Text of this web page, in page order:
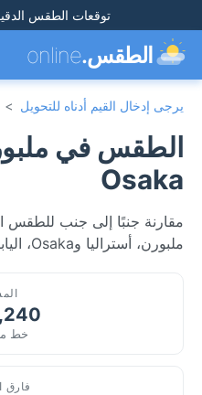
توقعات الطقس
الطقس.online
يرجى إدخال القيم أدناه للتحويل >
الطقس في
Osaka
مقارنة جنبًا إلى جنب للطقس
ملبورن، أستراليا وOsaka، اليابان. محدثة مباشرة.
km
خط
فارق